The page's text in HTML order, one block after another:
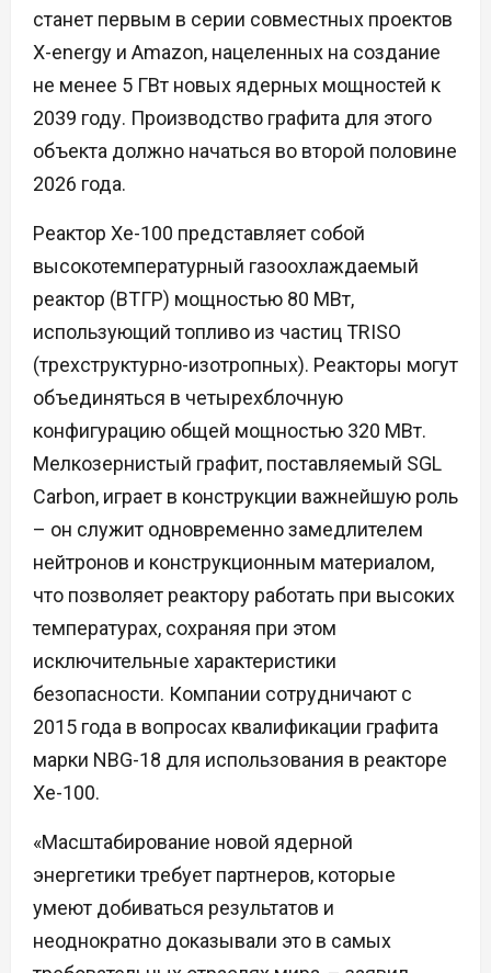
станет первым в серии совместных проектов
X-energy и Amazon, нацеленных на создание
не менее 5 ГВт новых ядерных мощностей к
2039 году. Производство графита для этого
объекта должно начаться во второй половине
2026 года.
Реактор Xe-100 представляет собой
высокотемпературный газоохлаждаемый
реактор (ВТГР) мощностью 80 МВт,
использующий топливо из частиц TRISO
(трехструктурно-изотропных). Реакторы могут
объединяться в четырехблочную
конфигурацию общей мощностью 320 МВт.
Мелкозернистый графит, поставляемый SGL
Carbon, играет в конструкции важнейшую роль
– он служит одновременно замедлителем
нейтронов и конструкционным материалом,
что позволяет реактору работать при высоких
температурах, сохраняя при этом
исключительные характеристики
безопасности. Компании сотрудничают с
2015 года в вопросах квалификации графита
марки NBG-18 для использования в реакторе
Xe-100.
«Масштабирование новой ядерной
энергетики требует партнеров, которые
умеют добиваться результатов и
неоднократно доказывали это в самых